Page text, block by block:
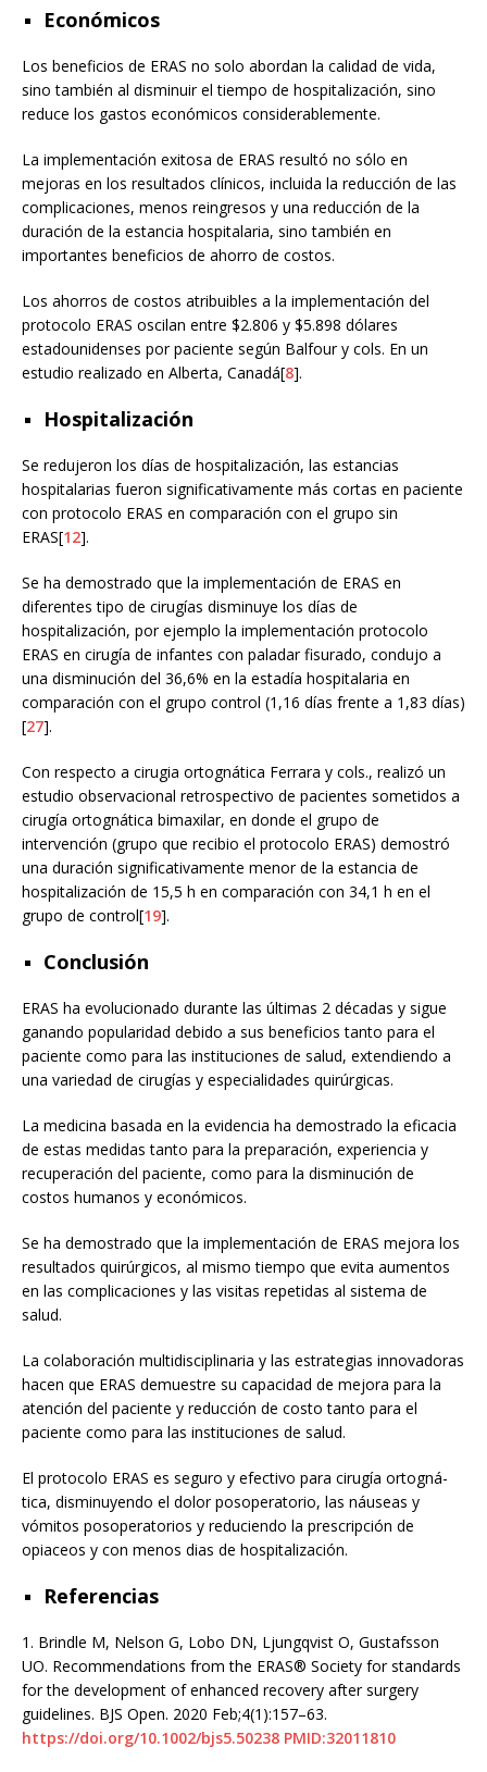
Económicos
Los beneficios de ERAS no solo abordan la calidad de vida,
sino también al disminuir el tiempo de hospitalización, sino
reduce los gastos económicos considerablemente.
La implementación exitosa de ERAS resultó no sólo en
mejoras en los resultados clínicos, incluida la reducción de las
complicaciones, menos reingresos y una reducción de la
duración de la estancia hospitalaria, sino también en
importantes beneficios de ahorro de costos.
Los ahorros de costos atribuibles a la implementación del
protocolo ERAS oscilan entre $2.806 y $5.898 dólares
estadounidenses por paciente según Balfour y cols. En un
estudio realizado en Alberta, Canadá[8].
Hospitalización
Se redujeron los días de hospitalización, las estancias
hospitalarias fueron significativamente más cortas en paciente
con protocolo ERAS en comparación con el grupo sin
ERAS[12].
Se ha demostrado que la implementación de ERAS en
diferentes tipo de cirugías disminuye los días de
hospitalización, por ejemplo la implementación protocolo
ERAS en cirugía de infantes con paladar fisurado, condujo a
una disminución del 36,6% en la estadía hospitalaria en
comparación con el grupo control (1,16 días frente a 1,83 días)
[27].
Con respecto a cirugia ortognática Ferrara y cols., realizó un
estudio observacional retrospectivo de pacientes sometidos a
cirugía ortognática bimaxilar, en donde el grupo de
intervención (grupo que recibio el protocolo ERAS) demostró
una duración significativamente menor de la estancia de
hospitalización de 15,5 h en comparación con 34,1 h en el
grupo de control[19].
Conclusión
ERAS ha evolucionado durante las últimas 2 décadas y sigue
ganando popularidad debido a sus beneficios tanto para el
paciente como para las instituciones de salud, extendiendo a
una variedad de cirugías y especialidades quirúrgicas.
La medicina basada en la evidencia ha demostrado la eficacia
de estas medidas tanto para la preparación, experiencia y
recuperación del paciente, como para la disminución de
costos humanos y económicos.
Se ha demostrado que la implementación de ERAS mejora los
resultados quirúrgicos, al mismo tiempo que evita aumentos
en las complicaciones y las visitas repetidas al sistema de
salud.
La colaboración multidisciplinaria y las estrategias innovadoras
hacen que ERAS demuestre su capacidad de mejora para la
atención del paciente y reducción de costo tanto para el
paciente como para las instituciones de salud.
El protocolo ERAS es seguro y efectivo para cirugía ortogná-
tica, disminuyendo el dolor posoperatorio, las náuseas y
vómitos posoperatorios y reduciendo la prescripción de
opiaceos y con menos dias de hospitalización.
Referencias
1. Brindle M, Nelson G, Lobo DN, Ljungqvist O, Gustafsson
UO. Recommendations from the ERAS® Society for standards
for the development of enhanced recovery after surgery
guidelines. BJS Open. 2020 Feb;4(1):157–63.
https://doi.org/10.1002/bjs5.50238 PMID:32011810